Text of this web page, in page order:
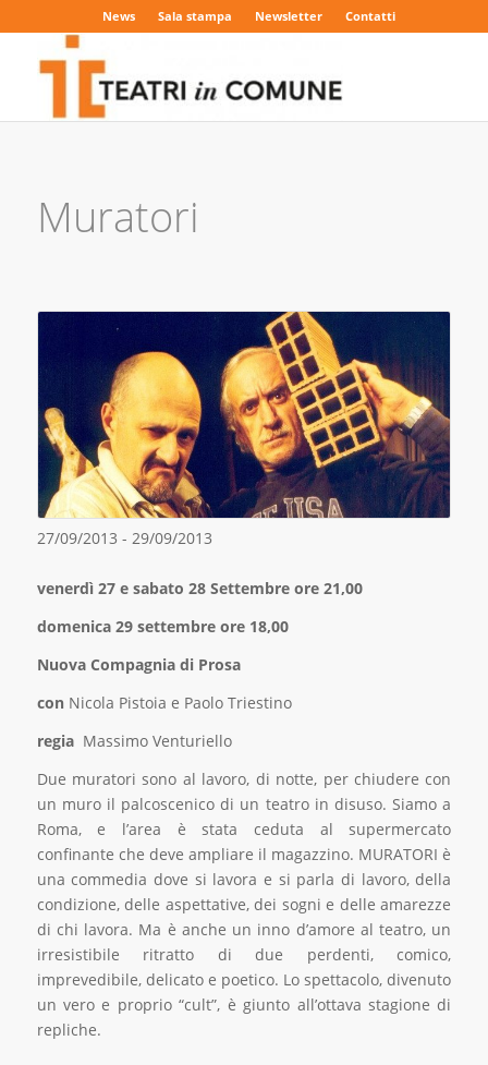
News Sala stampa Newsletter Contatti
Muratori
27/09/2013 - 29/09/2013
venerdì 27 e sabato 28 Settembre ore 21,00
domenica 29 settembre ore 18,00
Nuova Compagnia di Prosa
con Nicola Pistoia e Paolo Triestino
regia Massimo Venturiello
Due muratori sono al lavoro, di notte, per chiudere con
un muro il palcoscenico di un teatro in disuso. Siamo a
Roma, e l’area è stata ceduta al supermercato
confinante che deve ampliare il magazzino. MURATORI è
una commedia dove si lavora e si parla di lavoro, della
condizione, delle aspettative, dei sogni e delle amarezze
di chi lavora. Ma è anche un inno d’amore al teatro, un
irresistibile ritratto di due perdenti, comico,
imprevedibile, delicato e poetico. Lo spettacolo, divenuto
un vero e proprio “cult”, è giunto all’ottava stagione di
repliche.